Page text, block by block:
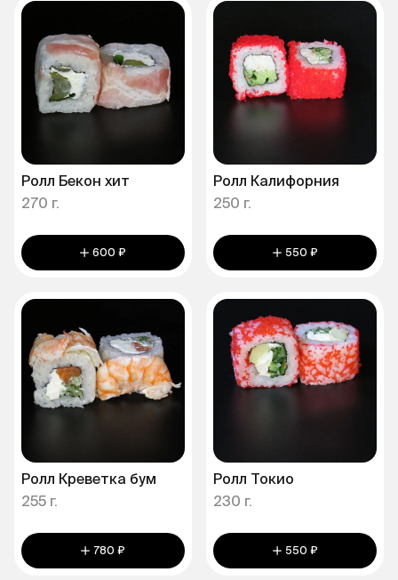
Ролл Бекон хит
270 г.
600 ₽
Ролл Калифорния
250 г.
550 ₽
Ролл Креветка бум
255 г.
780 ₽
Ролл Токио
230 г.
550 ₽